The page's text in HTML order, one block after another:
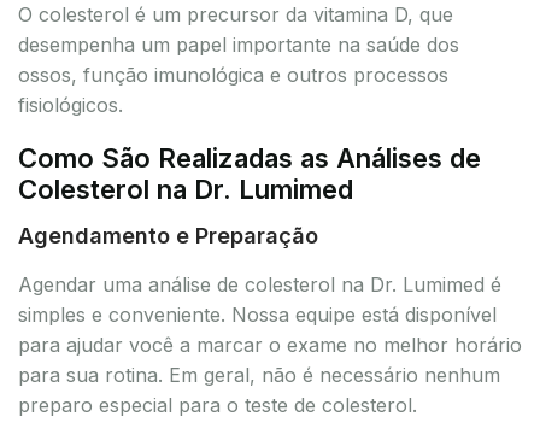
O colesterol é um precursor da vitamina D, que
desempenha um papel importante na saúde dos
ossos, função imunológica e outros processos
fisiológicos.
Como São Realizadas as Análises de
Colesterol na Dr. Lumimed
Agendamento e Preparação
Agendar uma análise de colesterol na Dr. Lumimed é
simples e conveniente. Nossa equipe está disponível
para ajudar você a marcar o exame no melhor horário
para sua rotina. Em geral, não é necessário nenhum
preparo especial para o teste de colesterol.